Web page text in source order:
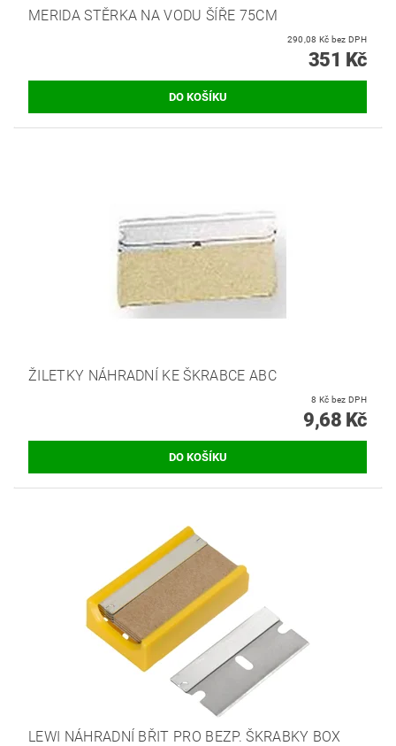
MERIDA STĚRKA NA VODU ŠÍŘE 75CM
290,08 Kč bez DPH
351 Kč
ŽILETKY NÁHRADNÍ KE ŠKRABCE ABC
8 Kč bez DPH
9,68 Kč
LEWI NÁHRADNÍ BŘIT PRO BEZP. ŠKRABKY BOX